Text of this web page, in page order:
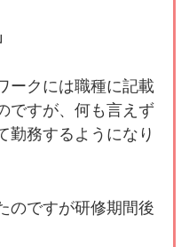
ークには職種に記載
ですが、何も言えず
勤務するようになり
のですが研修期間後